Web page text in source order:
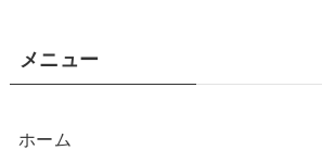
メニュー
ホーム